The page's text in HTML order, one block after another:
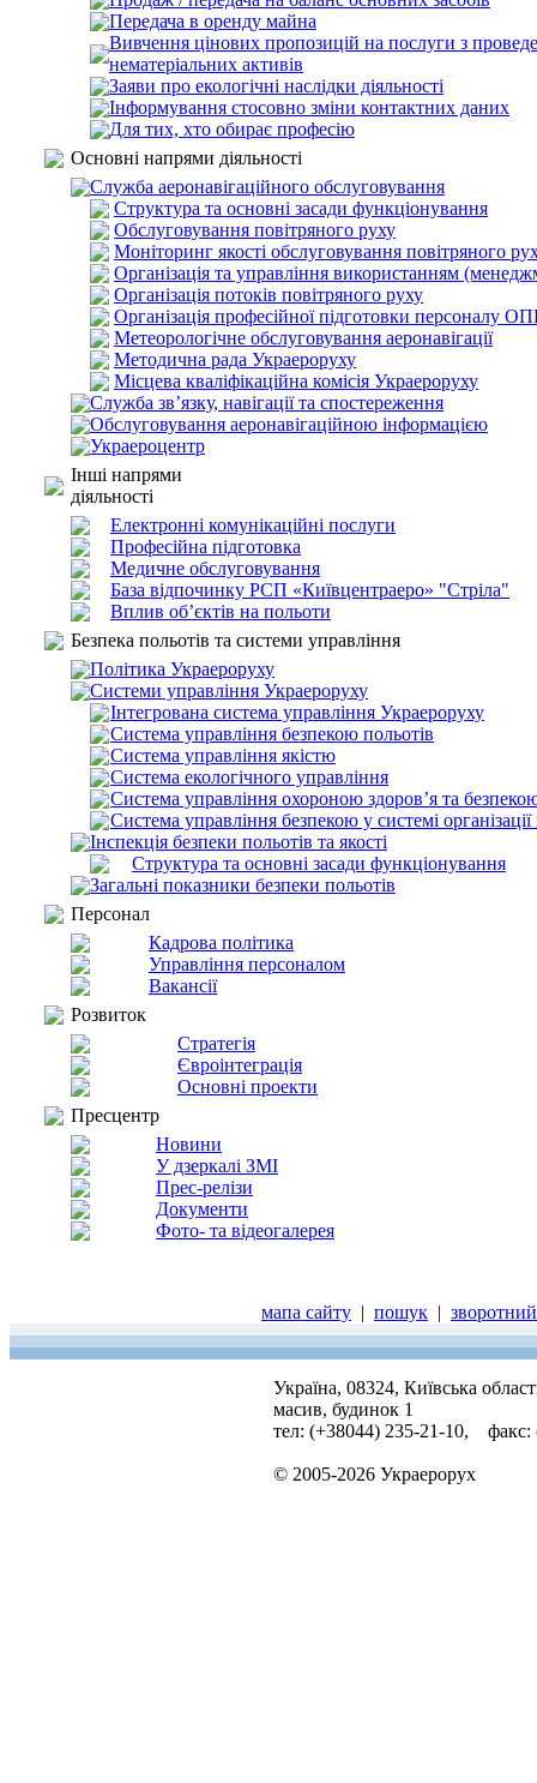
Передача в оренду майна
Вивчення цінових пропозицій на послуги з
нематеріальних активів
Заяви про екологічні наслідки діяльності
Інформування стосовно зміни контактних даних
Для тих, хто обирає професію
Основні напрями діяльності
Служба аеронавігаційного обслуговування
Структура та основні засади функціонування
Обслуговування повітряного руху
Моніторинг якості обслуговування повітряного
Організація та управління використанням
Організація потоків повітряного руху
Організація професійної підготовки персоналу
Метеорологічне обслуговування аеронавігації
Методична рада Украероруху
Місцева кваліфікаційна комісія Украероруху
Служба зв’язку, навігації та спостереження
Обслуговування аеронавігаційною інформацією
Украероцентр
Інші напрями
діяльності
Електронні комунікаційні послуги
Професійна підготовка
Медичне обслуговування
База відпочинку РСП «Київцентраеро» "Стріла"
Вплив об’єктів на польоти
Безпека польотів та системи управління
Політика Украероруху
Системи управління Украероруху
Інтегрована система управління Украероруху
Система управління безпекою польотів
Система управління якістю
Система екологічного управління
Система управління охороною здоров’я та
Система управління безпекою у системі
Інспекція безпеки польотів та якості
Структура та основні засади функціонування
Загальні показники безпеки польотів
Персонал
Кадрова політика
Управління персоналом
Вакансії
Розвиток
Стратегія
Євроінтеграція
Основні проекти
Пресцентр
Новини
У дзеркалі ЗМІ
Прес-релізи
Документи
Фото- та відеогалерея
мапа сайту | пошук |
Україна, 08324, Київська
масив, будинок 1
тел: (+38044) 235-21-10, факс:
© 2005-2026 Украерорух